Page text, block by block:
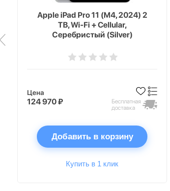
Apple iPad Pro 11 (M4, 2024) 2
TB, Wi-Fi + Cellular,
Серебристый (Silver)
Цена
124 970 ₽
Бесплатная
доставка
Добавить в корзину
Купить в 1 клик